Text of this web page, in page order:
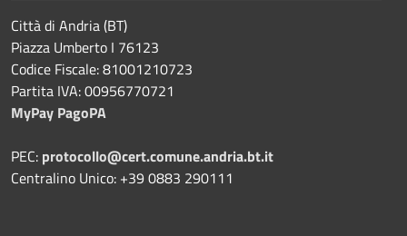
Città di Andria (BT)
Piazza Umberto I 76123
Codice Fiscale: 81001210723
Partita IVA: 00956770721
MyPay PagoPA
PEC: protocollo@cert.comune.andria.bt.it
Centralino Unico: +39 0883 290111